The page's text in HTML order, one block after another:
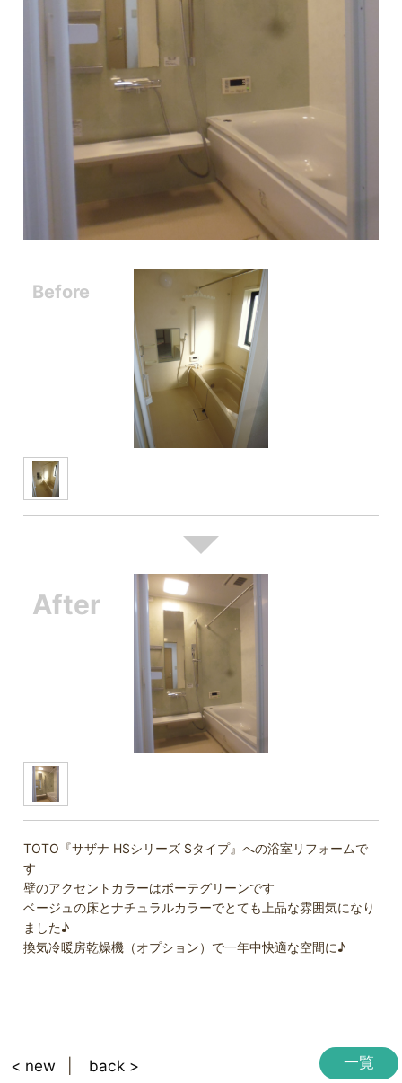
TOTO『サザナ HSシリーズ Sタイプ』への浴室リフォームで
す
壁のアクセントカラーはボーテグリーンです
ベージュの床とナチュラルカラーでとても上品な雰囲気になり
ました♪
換気冷暖房乾燥機（オプション）で一年中快適な空間に♪
一覧
< new back >